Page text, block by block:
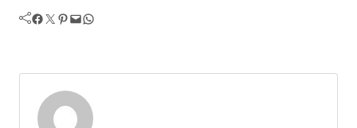
Facebook Twitter Pinterest Mail WhatsApp